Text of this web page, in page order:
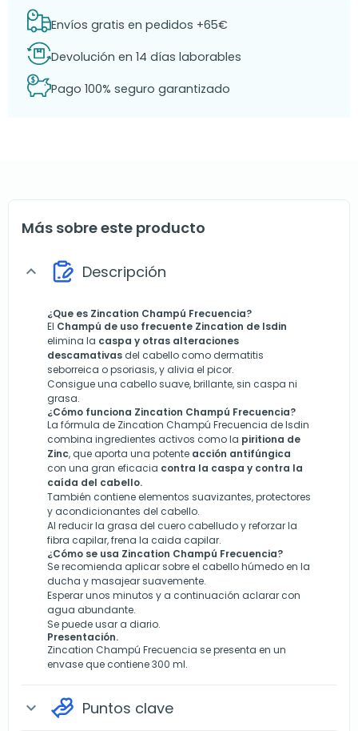
Envíos gratis en pedidos +65€
Devolución en 14 días laborables
Pago 100% seguro garantizado
Más sobre este producto
expand_more Descripción
¿Que es Zincation Champú Frecuencia?
El Champú de uso frecuente Zincation de Isdin
elimina la caspa y otras alteraciones
descamativas del cabello como dermatitis
seborreica o psoriasis, y alivia el picor.
Consigue una cabello suave, brillante, sin caspa ni
grasa.
¿Cómo funciona Zincation Champú Frecuencia?
La fórmula de Zincation Champú Frecuencia de Isdin
combina ingredientes activos como la piritiona de
Zinc, que aporta una potente acción antifúngica
con una gran eficacia contra la caspa y contra la
caída del cabello.
También contiene elementos suavizantes, protectores
y acondicionantes del cabello.
Al reducir la grasa del cuero cabelludo y reforzar la
fibra capilar, frena la caida capilar.
¿Cómo se usa Zincation Champú Frecuencia?
Se recomienda aplicar sobre el cabello húmedo en la
ducha y masajear suavemente.
Esperar unos minutos y a continuación aclarar con
agua abundante.
Se puede usar a diario.
Presentación.
Zincation Champú Frecuencia se presenta en un
envase que contiene 300 ml.
expand_more Puntos clave